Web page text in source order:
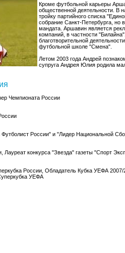
Кроме футбольной карьеры
общественной деятельности. В
тройку партийного списка
собрание Санкт-Петербурга, но
мандата. Аршавин является
компаний, в частности
благотворительной
футбольной школе "Смена".
Летом 2003 года Андрей
супруга Андрея Юлия родила
Чемпионата России
России" и "Лидер Национальной
Лауреат конкурса "Звезда" газеты "Спорт
России, Обладатель Кубка УЕФА
УЕФА